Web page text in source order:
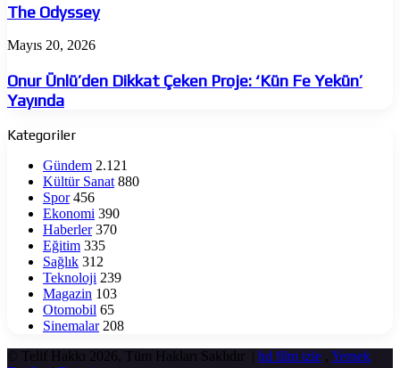
The Odyssey
Onur
Dikkat
Çeken
Proje:
Fe
Yekün’
Yayında
Mayıs 20, 2026
Onur Ünlü’den Dikkat Çeken Proje: ‘Kün Fe Yekün’
Yayında
Kategoriler
Gündem 2.121
Kültür Sanat 880
Spor 456
Ekonomi 390
Haberler 370
Eğitim 335
Sağlık 312
Teknoloji 239
Magazin 103
Otomobil 65
Sinemalar 208
© Telif Hakkı 2026, Tüm Hakları Saklıdır | hd film izle , Yemek